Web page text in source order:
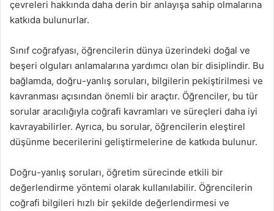
çevreleri hakkında daha derin bir anlayışa sahip olmalarına
katkıda bulunurlar.
Sınıf coğrafyası, öğrencilerin dünya üzerindeki doğal ve
beşeri olguları anlamalarına yardımcı olan bir disiplindir. Bu
bağlamda, doğru-yanlış soruları, bilgilerin pekiştirilmesi ve
kavranması açısından önemli bir araçtır. Öğrenciler, bu tür
sorular aracılığıyla coğrafi kavramları ve süreçleri daha iyi
kavrayabilirler. Ayrıca, bu sorular, öğrencilerin eleştirel
düşünme becerilerini geliştirmelerine de katkıda bulunur.
Doğru-yanlış soruları, öğretim sürecinde etkili bir
değerlendirme yöntemi olarak kullanılabilir. Öğrencilerin
coğrafi bilgileri hızlı bir şekilde değerlendirmesi ve